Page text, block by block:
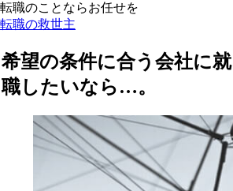
転職のことならお任せを
転職の救世主
希望の条件に合う会社に就
職したいなら…。